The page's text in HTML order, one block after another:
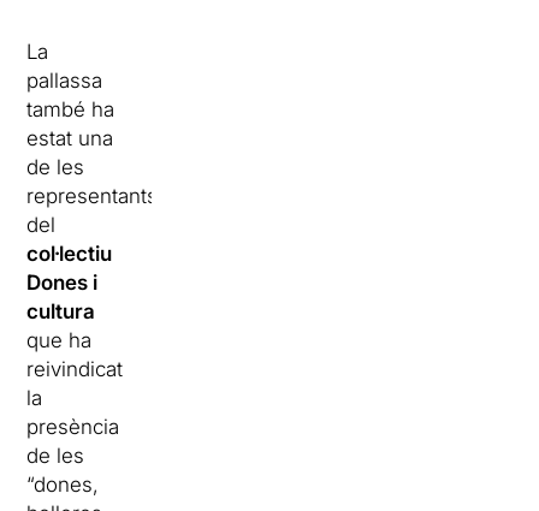
La
pallassa
també ha
estat una
de les
representants
del
col·lectiu
Dones i
cultura
que ha
reivindicat
la
presència
de les
“dones,